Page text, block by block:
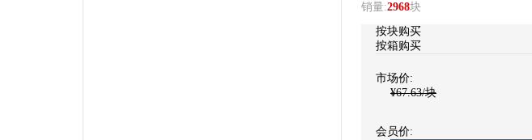
销量:2968块
按块购买
按箱购买
市场价:
¥67.63/块
会员价: